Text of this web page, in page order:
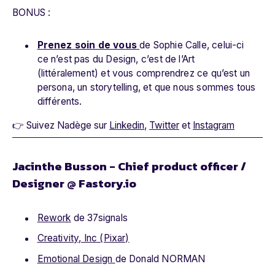
BONUS :
Prenez soin de vous de Sophie Calle, celui-ci
ce n’est pas du Design, c’est de l’Art
(littéralement) et vous comprendrez ce qu’est un
persona, un storytelling, et que nous sommes tous
différents.
👉 Suivez Nadège sur Linkedin, Twitter et Instagram
Jacinthe Busson - Chief product officer /
Designer @ Fastory.io
Rework de 37signals
Creativity, Inc (Pixar)
Emotional Design de Donald NORMAN